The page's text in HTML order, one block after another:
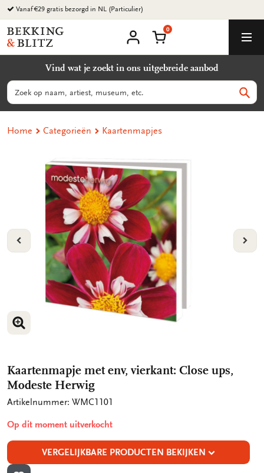
Ga
naar
content
Vanaf €29 gratis bezorgd in NL (Particulier)
Bekking
&
B.V.
account
Winkelmand
0
Vind wat je zoekt in ons uitgebreide aanbod
Zoeken
Home Categorieën Kaartenmapjes
VORIGE
VERGROOT AFBEELDING
VERGROOT AFBEELDING
Kaartenmapje met env, vierkant: Close ups,
Modeste Herwig
Artikelnummer: WMC1101
Op dit moment uitverkocht
VERGELIJKBARE PRODUCTEN BEKIJKEN